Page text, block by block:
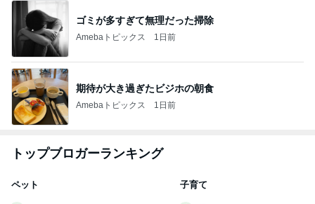
ゴミが多すぎて無理だった掃除
Amebaトピックス 1日前
期待が大き過ぎたビジホの朝食
Amebaトピックス 1日前
トップブロガーランキング
ペット 子育て